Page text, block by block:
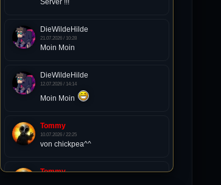
Server !!!
DieWildeHilde
21.07.2026 / 10:28
Moin Moin
DieWildeHilde
12.07.2026 / 14:14
Moin Moin
Tommy
10.07.2026 / 22:25
von chickpea^^
Tommy